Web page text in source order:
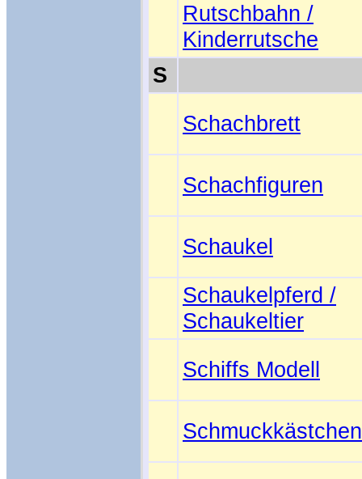
Rutschbahn /
Kinderrutsche
S
Schachbrett
Schachfiguren
Schaukel
Schaukelpferd /
Schaukeltier
Schiffs Modell
Schmuckkästchen